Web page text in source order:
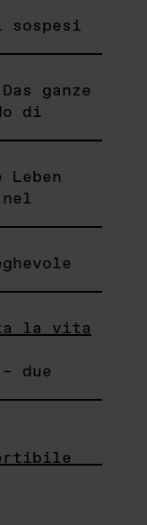
sospesi
ganze
di
la vita
– due